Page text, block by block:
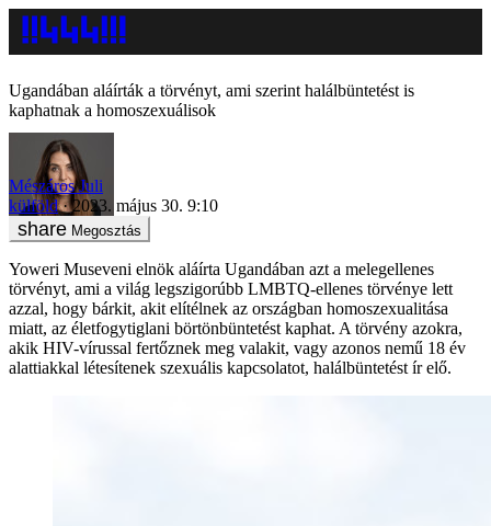
Ugandában aláírták a törvényt, ami szerint halálbüntetést is
kaphatnak a homoszexuálisok
Mészáros Juli
külföld
2023. május 30. 9:10
Megosztás
Yoweri Museveni elnök aláírta Ugandában azt a melegellenes
törvényt, ami a világ legszigorúbb LMBTQ-ellenes törvénye lett
azzal, hogy bárkit, akit elítélnek az országban homoszexualitása
miatt, az életfogytiglani börtönbüntetést kaphat. A törvény azokra,
akik HIV-vírussal fertőznek meg valakit, vagy azonos nemű 18 év
alattiakkal létesítenek szexuális kapcsolatot, halálbüntetést ír elő.